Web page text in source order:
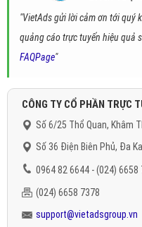
"VietAds gửi lời cảm ơn tới quý
quảng cáo trực tuyến hiệu quả
FAQPage"
CÔNG TY CỔ PHẦN TRỰC
Số 6/25 Thổ Quan, Khâm
Số 36 Điện Biên Phủ, Đa
0964 82 6644 - (024) 6658
(024) 6658 7378
support@vietadsgroup.vn